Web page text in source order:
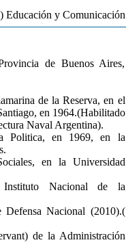
y Comunicación
de Buenos Aires,
de la Reserva, en el
en 1964.(Habilitado
Naval Argentina).
Politica, en 1969, en la
en la Universidad
Instituto Nacional de la
Nacional (2010).(
de la Administración